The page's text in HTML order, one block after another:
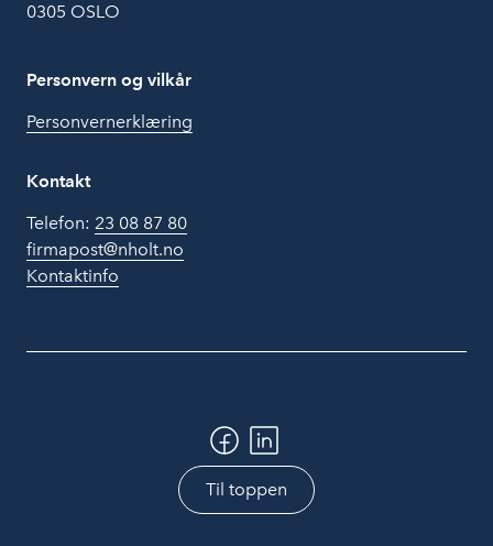
0305 OSLO
Personvern og vilkår
Personvernerklæring
Kontakt
Telefon: 23 08 87 80
firmapost@nholt.no
Kontaktinfo
Til toppen